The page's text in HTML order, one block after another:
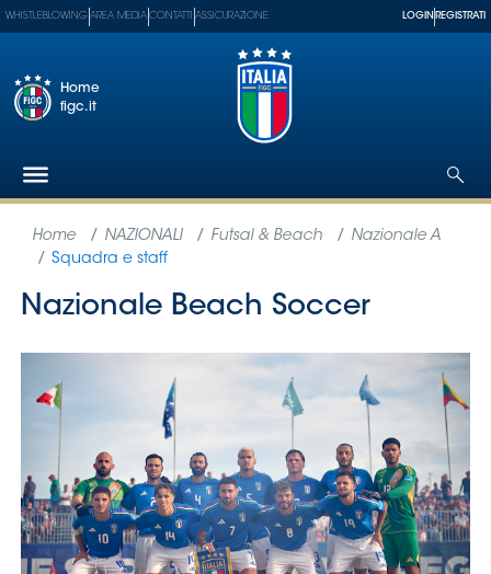
Federazione
Partner
Paralimpico
Women
Serie
B
Femminile
WHISTLEBLOWING AREA MEDIA CONTATTI ASSICURAZIONE LOGIN REGISTRATI
Home
figc.it